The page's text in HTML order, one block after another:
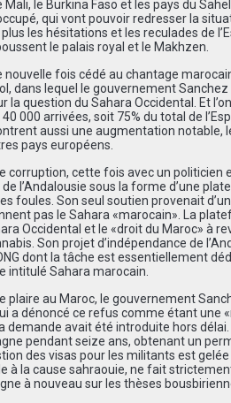
le Burkina Faso et les pays du
qui vont pouvoir redresser la
les hésitations et les reculades de
le palais royal et le Makhzen.
nouvelle fois cédé au chantage
dans lequel le gouvernement
la question du Sahara Occidental. Et
000 arrivées, soit 75% du total de
aussi une augmentation notable,
pays européens.
corruption, cette fois avec un politicien
de l’Andalousie sous la forme d’une
foules. Son seul soutien provenait
pas le Sahara «marocain». La
Occidental et le «droit du Maroc» à
Son projet d’indépendance de
dont la tâche est essentiellement
intitulé Sahara marocain.
plaire au Maroc, le gouvernement
a dénoncé ce refus comme étant une
demande avait été introduite hors
pendant seize ans, obtenant un
des visas pour les militants est
à la cause sahraouie, ne fait
à nouveau sur les thèses